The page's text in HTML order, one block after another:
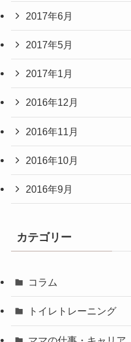
2017年6月
2017年5月
2017年1月
2016年12月
2016年11月
2016年10月
2016年9月
カテゴリー
コラム
トイレトレーニング